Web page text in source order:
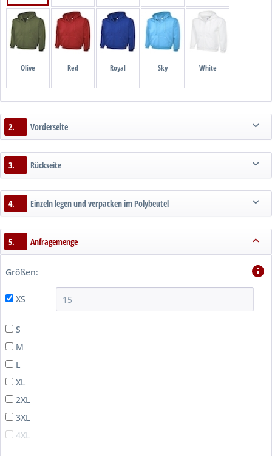
Olive Red Royal Sky White
2. Vorderseite
3. Rückseite
4. Einzeln legen und verpacken im Polybeutel
5. Anfragemenge
Größen:
XS
S
M
L
XL
2XL
3XL
4XL